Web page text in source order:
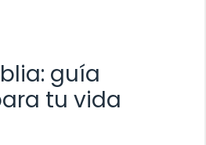
guía
tu vida